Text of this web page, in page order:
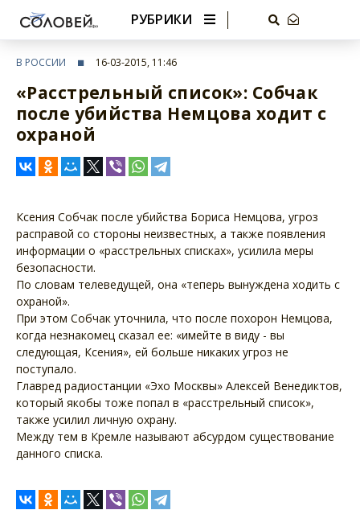
РУБРИКИ
В РОССИИ 16-03-2015, 11:46
«Расстрельный список»: Собчак
после убийства Немцова ходит с
охраной
Ксения Собчак после убийства Бориса Немцова, угроз
расправой со стороны неизвестных, а также появления
информации о «расстрельных списках», усилила меры
безопасности.
По словам телеведущей, она «теперь вынуждена ходить с
охраной».
При этом Собчак уточнила, что после похорон Немцова,
когда незнакомец сказал ее: «имейте в виду - вы
следующая, Ксения», ей больше никаких угроз не
поступало.
Главред радиостанции «Эхо Москвы» Алексей Венедиктов,
который якобы тоже попал в «расстрельный список»,
также усилил личную охрану.
Между тем в Кремле называют абсурдом существование
данного списка.